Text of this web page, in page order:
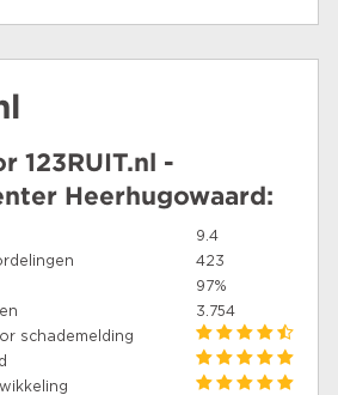
123RUIT.nl -
Heerhugowaard:
9.4
423
97%
3.754
schademelding